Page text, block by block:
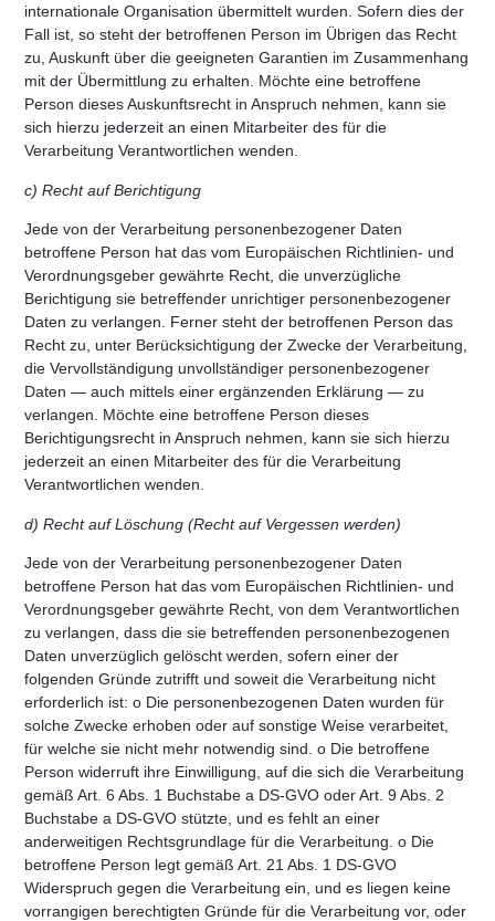
internationale Organisation übermittelt wurden. Sofern dies der
Fall ist, so steht der betroffenen Person im Übrigen das Recht
zu, Auskunft über die geeigneten Garantien im Zusammenhang
mit der Übermittlung zu erhalten. Möchte eine betroffene
Person dieses Auskunftsrecht in Anspruch nehmen, kann sie
sich hierzu jederzeit an einen Mitarbeiter des für die
Verarbeitung Verantwortlichen wenden.
c) Recht auf Berichtigung
Jede von der Verarbeitung personenbezogener Daten
betroffene Person hat das vom Europäischen Richtlinien- und
Verordnungsgeber gewährte Recht, die unverzügliche
Berichtigung sie betreffender unrichtiger personenbezogener
Daten zu verlangen. Ferner steht der betroffenen Person das
Recht zu, unter Berücksichtigung der Zwecke der Verarbeitung,
die Vervollständigung unvollständiger personenbezogener
Daten — auch mittels einer ergänzenden Erklärung — zu
verlangen. Möchte eine betroffene Person dieses
Berichtigungsrecht in Anspruch nehmen, kann sie sich hierzu
jederzeit an einen Mitarbeiter des für die Verarbeitung
Verantwortlichen wenden.
d) Recht auf Löschung (Recht auf Vergessen werden)
Jede von der Verarbeitung personenbezogener Daten
betroffene Person hat das vom Europäischen Richtlinien- und
Verordnungsgeber gewährte Recht, von dem Verantwortlichen
zu verlangen, dass die sie betreffenden personenbezogenen
Daten unverzüglich gelöscht werden, sofern einer der
folgenden Gründe zutrifft und soweit die Verarbeitung nicht
erforderlich ist: o Die personenbezogenen Daten wurden für
solche Zwecke erhoben oder auf sonstige Weise verarbeitet,
für welche sie nicht mehr notwendig sind. o Die betroffene
Person widerruft ihre Einwilligung, auf die sich die Verarbeitung
gemäß Art. 6 Abs. 1 Buchstabe a DS-GVO oder Art. 9 Abs. 2
Buchstabe a DS-GVO stützte, und es fehlt an einer
anderweitigen Rechtsgrundlage für die Verarbeitung. o Die
betroffene Person legt gemäß Art. 21 Abs. 1 DS-GVO
Widerspruch gegen die Verarbeitung ein, und es liegen keine
vorrangigen berechtigten Gründe für die Verarbeitung vor, oder